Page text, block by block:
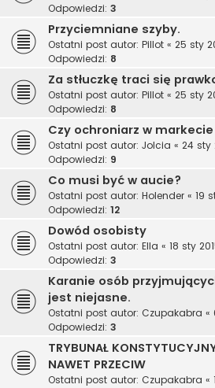
Odpowiedzi: 3
Przyciemniane szyby.
Ostatni post autor: Pillot « 25 sty
Odpowiedzi: 8
Za stłuczkę traci się
Ostatni post autor: Pillot « 25 sty
Odpowiedzi: 8
Czy ochroniarz w
Ostatni post autor: Jolcia « 24 sty
Odpowiedzi: 9
Co musi być w aucie?
Ostatni post autor: Holender « 19
Odpowiedzi: 12
Dowód osobisty
Ostatni post autor: Ella « 18 sty
Odpowiedzi: 3
Karanie osób
jest niejasne.
Ostatni post autor: Czupakabra «
Odpowiedzi: 3
TRYBUNAŁ
NAWET PRZECIW
Ostatni post autor: Czupakabra «